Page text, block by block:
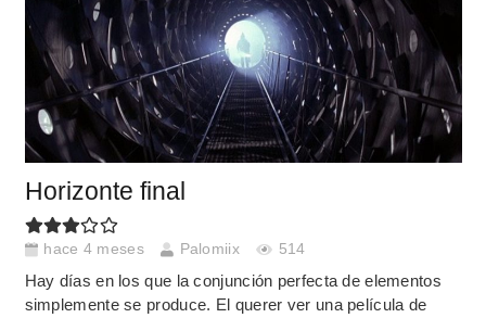
Horizonte final
hace 4 meses Palomiix 514
Hay días en los que la conjunción perfecta de elementos
simplemente se produce. El querer ver una película de